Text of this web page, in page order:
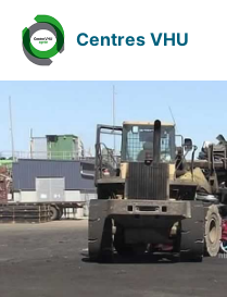
Centres VHU